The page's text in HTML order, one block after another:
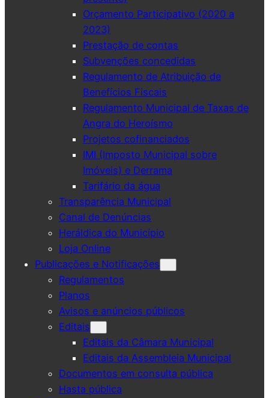
Orçamento Participativo (2020 a
2023)
Prestação de contas
Subvenções concedidas
Regulamento de Atribuição de
Benefícios Fiscais
Regulamento Municipal de Taxas de
Angra do Heroísmo
Projetos cofinanciados
IMI (Imposto Municipal sobre
Imóveis) e Derrama
Tarifário da água
Transparência Municipal
Canal de Denúncias
Heráldica do Município
Loja Online
Publicações e Notificações
Regulamentos
Planos
Avisos e anúncios públicos
Editais
Editais da Câmara Municipal
Editais da Assembleia Municipal
Documentos em consulta pública
Hasta pública